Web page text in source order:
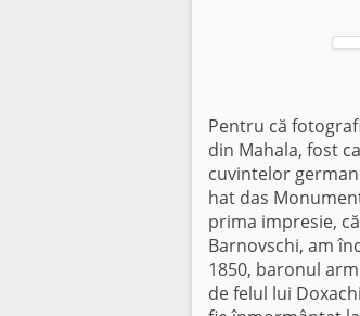
Pentru că
din Mahala, fost
cuvintelor
hat das
prima impresie,
Barnovschi, am
1850, baronul
de felul lui